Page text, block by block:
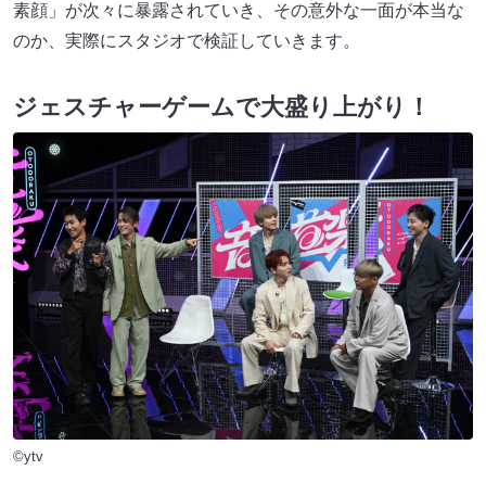
素顔」が次々に暴露されていき、その意外な一面が本当な
のか、実際にスタジオで検証していきます。
ジェスチャーゲームで大盛り上がり！
©ytv